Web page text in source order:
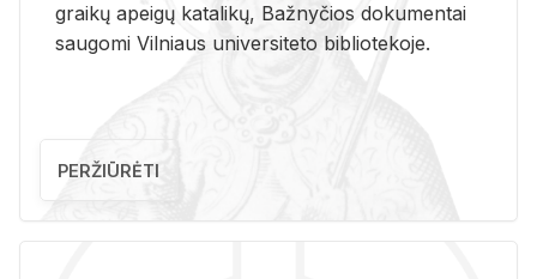
graikų apeigų katalikų, Bažnyčios dokumentai
saugomi Vilniaus universiteto bibliotekoje.
PERŽIŪRĖTI